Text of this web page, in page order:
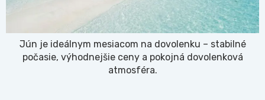
Jún je ideálnym mesiacom na dovolenku – stabilné
počasie, výhodnejšie ceny a pokojná dovolenková
atmosféra.